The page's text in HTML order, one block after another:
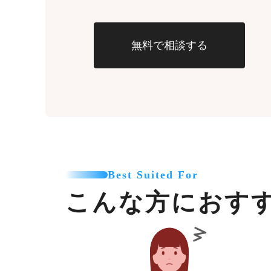
無料で相談する
Best Suited For
こんな方におす